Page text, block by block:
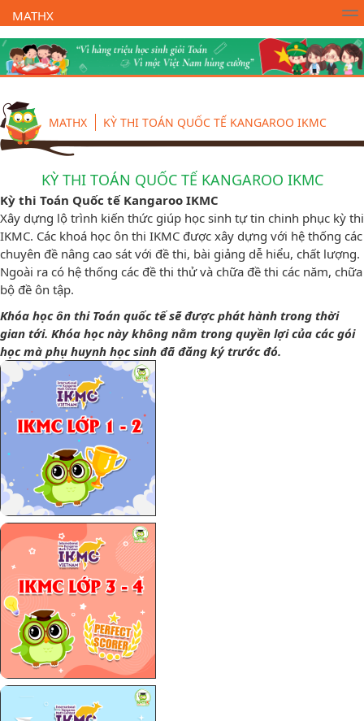
MATHX
Trường Toán Online MATHX Học toán - Lớp 1
MATHX KỲ THI TOÁN QUỐC TẾ KANGAROO IKMC
KỲ THI TOÁN QUỐC TẾ KANGAROO IKMC
Kỳ thi Toán Quốc tế Kangaroo IKMC
Xây dựng lộ trình kiến thức giúp học sinh tự tin chinh phục kỳ thi
IKMC. Các khoá học ôn thi IKMC được xây dựng với hệ thống các
chuyên đề nâng cao sát với đề thi, bài giảng dễ hiểu, chất lượng.
Ngoài ra có hệ thống các đề thi thử và chữa đề thi các năm, chữa
bộ đề ôn tập.
Khóa học ôn thi Toán quốc tế sẽ được phát hành trong thời
gian tới. Khóa học này không nằm trong quyền lợi của các gói
học mà phụ huynh học sinh đã đăng ký trước đó.